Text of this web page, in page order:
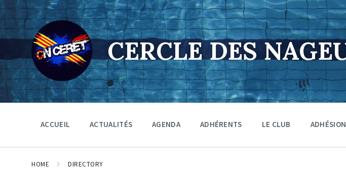
to
content
to
navigation
to
footer
CERCLE DES
ACCUEIL ACTUALITÉS AGENDA ADHÉRENTS LE CLUB
HOME DIRECTORY